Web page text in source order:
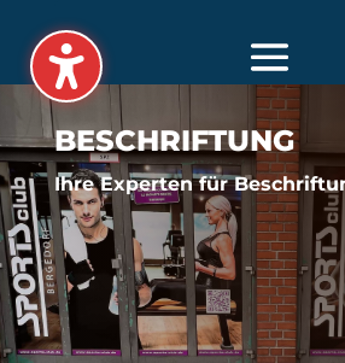
BESCHRIFTUNG
Ihre Experten für